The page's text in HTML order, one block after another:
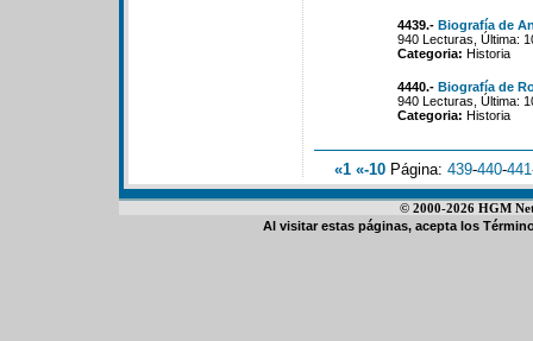
4439.- Biografía de
940 Lecturas, Última:
Categoria: Historia
4440.- Biografía de
940 Lecturas, Última:
Categoria: Historia
«1 «-10 Página: 439-440-441
© 2000-2026 HGM
Al visitar estas páginas, acepta los